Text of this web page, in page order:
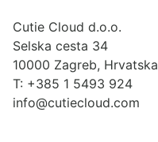
Cutie Cloud d.o.o.
Selska cesta 34
10000 Zagreb, Hrvatska
T: +385 1 5493 924
info@cutiecloud.com